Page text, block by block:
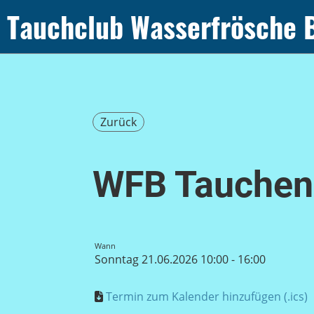
Tauchclub Wasserfrösche
Zurück
WFB Tauchen
Wann
Sonntag 21.06.2026 10:00 - 16:00
Termin zum Kalender hinzufügen (.ics)